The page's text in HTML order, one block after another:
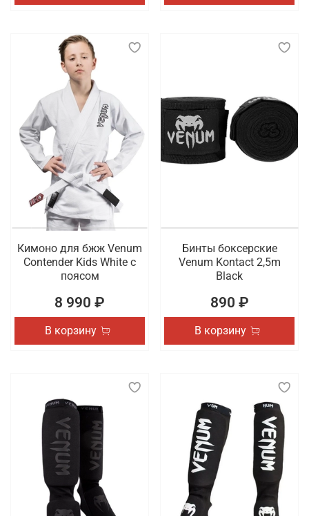
Кимоно для бжж Venum
Contender Kids White с
поясом
8 990 ₽
В корзину
Бинты боксерские
Venum Kontact 2,5m
Black
890 ₽
В корзину